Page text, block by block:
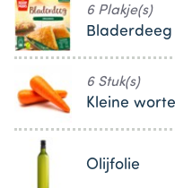
6 Plakje(s)
Bladerdeeg
6 Stuk(s)
Kleine
Olijfolie